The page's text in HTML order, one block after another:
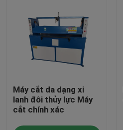
Về chúng tôi
Tham quan nhà máy
Kiểm soát chất lượng
Máy cắt da dạng xi
lanh đôi thủy lực Máy
cắt chính xác